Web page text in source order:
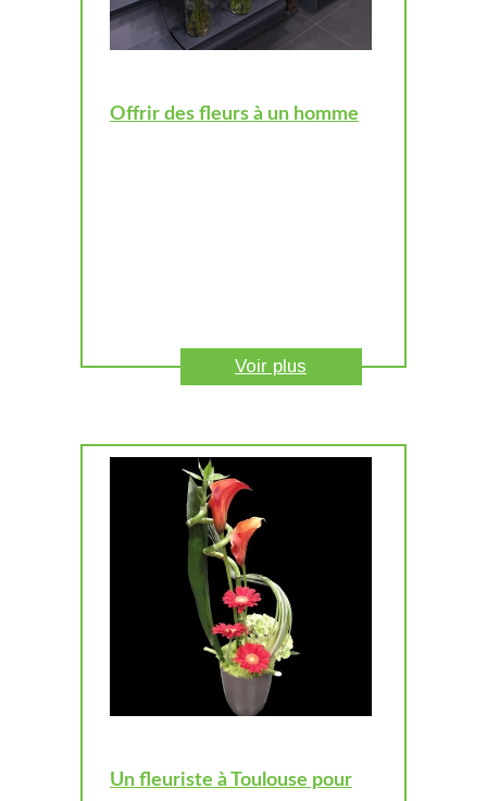
Offrir des fleurs à un homme
Voir plus
Un fleuriste à Toulouse pour